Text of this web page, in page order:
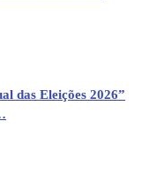
das Eleições 2026”